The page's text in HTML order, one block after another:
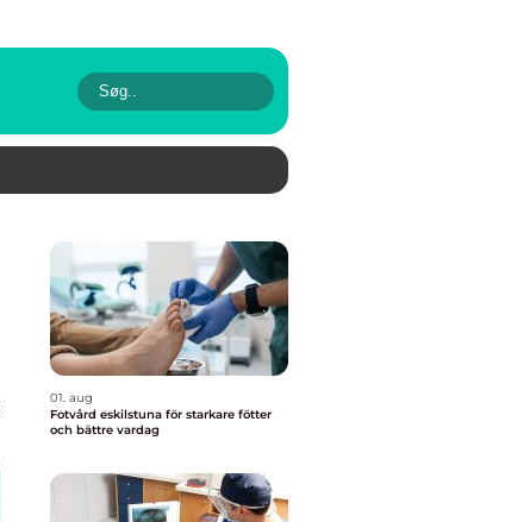
01. aug
Fotvård eskilstuna för starkare fötter
och bättre vardag